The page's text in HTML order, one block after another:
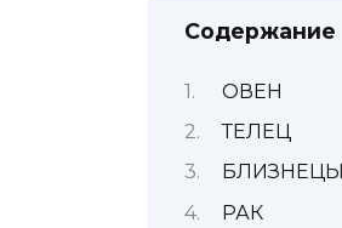
Содержание
ОВЕН
ТЕЛЕЦ
БЛИЗНЕЦЫ
РАК